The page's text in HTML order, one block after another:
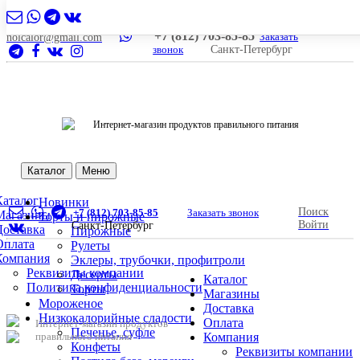
nolcalor@gmail.com +7 (812) 703-85-85 Заказать
звонок
Санкт-Петербург
Интернет-магазин продуктов правильного питания
Каталог Меню
Реквизиты компании
Политика конфиденциальности
Новинки
Торты и пирожные
Пирожные
Рулеты
Эклеры, трубочки, профитроли
Десерты
Торты
Мороженое
Низкокалорийные сладости
Печенье, суфле
Конфеты
+7 (812) 703-85-85
Заказать звонок
Санкт-Петербург
Поиск
Войти
Интернет-магазин продуктов
правильного питания
Каталог
Магазины
Доставка
Оплата
Компания
Реквизиты компании